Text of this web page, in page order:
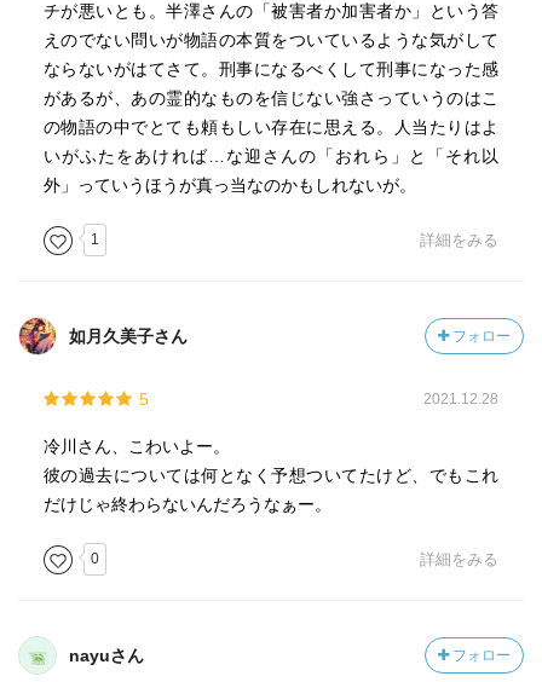
チが悪いとも。半澤さんの「被害者か加害者か」という答
えのでない問いが物語の本質をついているような気がして
ならないがはてさて。刑事になるべくして刑事になった感
があるが、あの霊的なものを信じない強さっていうのはこ
の物語の中でとても頼もしい存在に思える。人当たりはよ
いがふたをあければ…な迎さんの「おれら」と「それ以
外」っていうほうが真っ当なのかもしれないが。
1 詳細をみる
如月久美子さん フォロー
5 2021.12.28
冷川さん、こわいよー。
彼の過去については何となく予想ついてたけど、でもこれ
だけじゃ終わらないんだろうなぁー。
0 詳細をみる
nayuさん フォロー